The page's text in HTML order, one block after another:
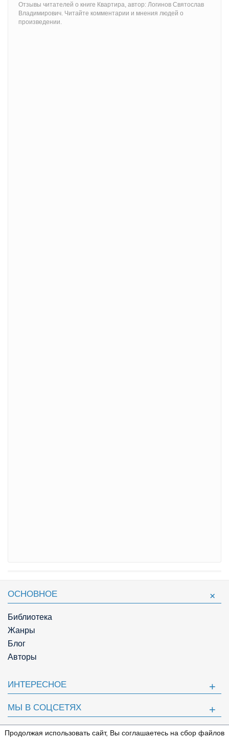
Отзывы читателей о книге Квартира, автор: Логинов Святослав
Владимирович. Читайте комментарии и мнения людей о
произведении.
ОСНОВНОЕ
Библиотека
Жанры
Блог
Авторы
ИНТЕРЕСНОЕ
МЫ В СОЦСЕТЯХ
ПОЛЕЗНОЕ
Продолжая использовать сайт, Вы соглашаетесь на сбор файлов